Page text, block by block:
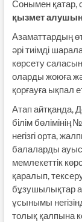
Сонымен
қызмет
Азаматтардың
әрі тиімді
көрсету
оларды жоюға
қорғауға ықпал
Атап айтқанда,
білім
негізгі орта,
балаларды
мемлекеттік
қаралып,
бұзушылықтар
ұсынымы
толық қалпына